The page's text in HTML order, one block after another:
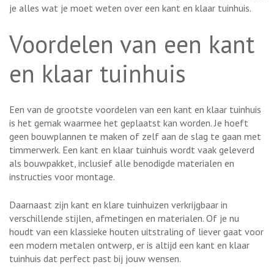
je alles wat je moet weten over een kant en klaar tuinhuis.
Voordelen van een kant
en klaar tuinhuis
Een van de grootste voordelen van een kant en klaar tuinhuis
is het gemak waarmee het geplaatst kan worden. Je hoeft
geen bouwplannen te maken of zelf aan de slag te gaan met
timmerwerk. Een kant en klaar tuinhuis wordt vaak geleverd
als bouwpakket, inclusief alle benodigde materialen en
instructies voor montage.
Daarnaast zijn kant en klare tuinhuizen verkrijgbaar in
verschillende stijlen, afmetingen en materialen. Of je nu
houdt van een klassieke houten uitstraling of liever gaat voor
een modern metalen ontwerp, er is altijd een kant en klaar
tuinhuis dat perfect past bij jouw wensen.